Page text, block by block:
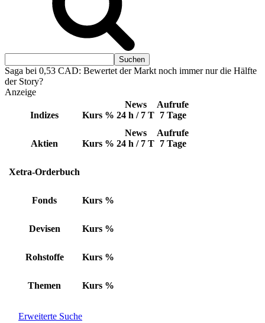
Saga bei 0,53 CAD: Bewertet der Markt noch immer nur die Hälfte
der Story?
Anzeige
Indizes Kurs %
News
24 h / 7 T
Aufrufe
7 Tage
Aktien Kurs %
News
24 h / 7 T
Aufrufe
7 Tage
Xetra-Orderbuch
Fonds Kurs %
Devisen Kurs %
Rohstoffe Kurs %
Themen Kurs %
Erweiterte Suche